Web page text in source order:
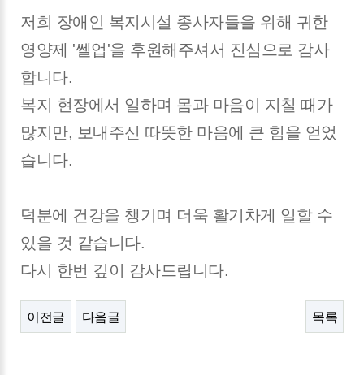
저희 장애인 복지시설 종사자들을 위해 귀한
영양제 '쎌업'을 후원해주셔서 진심으로 감사
합니다.
복지 현장에서 일하며 몸과 마음이 지칠 때가
많지만, 보내주신 따뜻한 마음에 큰 힘을 얻었
습니다.
덕분에 건강을 챙기며 더욱 활기차게 일할 수
있을 것 같습니다.
다시 한번 깊이 감사드립니다.
이전글 다음글 목록